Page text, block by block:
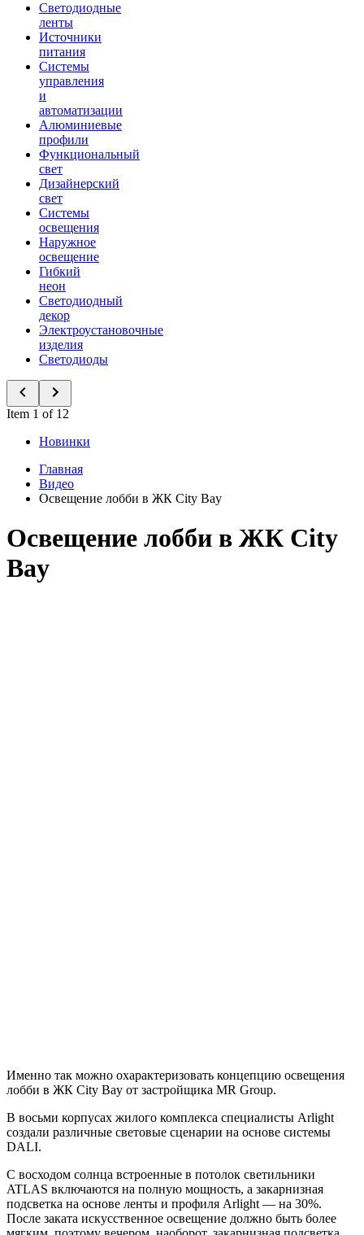
Светодиодные
ленты
Источники
питания
Системы
управления
и
автоматизации
Алюминиевые
профили
Функциональный
свет
Дизайнерский
свет
Системы
освещения
Наружное
освещение
Гибкий
неон
Светодиодный
декор
Электроустановочные
изделия
Светодиоды
Item 1 of 12
Новинки
Главная
Видео
Освещение лобби в ЖК City Bay
Освещение лобби в ЖК City
Bay
Именно так можно охарактеризовать концепцию освещения
лобби в ЖК City Bay от застройщика MR Group.
В восьми корпусах жилого комплекса специалисты Arlight
создали различные световые сценарии на основе системы
DALI.
С восходом солнца встроенные в потолок светильники
ATLAS включаются на полную мощность, а закарнизная
подсветка на основе ленты и профиля Arlight — на 30%.
После заката искусственное освещение должно быть более